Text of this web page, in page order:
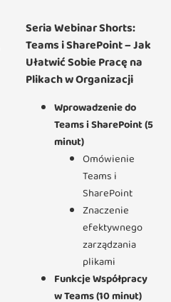
Seria Webinar Shorts:
Teams i SharePoint – Jak
Ułatwić Sobie Pracę na
Plikach w Organizacji
Wprowadzenie do
Teams i SharePoint (5
minut)
Omówienie
Teams i
SharePoint
Znaczenie
efektywnego
zarządzania
plikami
Funkcje Współpracy
w Teams (10 minut)